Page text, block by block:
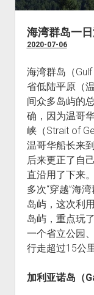
海湾群岛一日
2020-07-06
海湾群岛（
省低陆平原（
间众多岛屿的
确，因为温哥
峡（Strait of
温哥华船长来
后来更正了自
直沿用了下来
多次“穿越”海
岛屿，这次利
岛屿，重点玩
一个省立公园
行走超过15公里
加利亚诺岛（